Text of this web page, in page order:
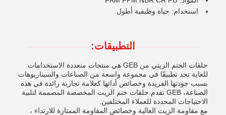
استخدام: حياة وظيفية أطول
التطبيقات:
حلقات الختم الزيتي من GEB هي منتجات متعددة الاستخدامات
للغاية تجد تطبيقًا في مجموعة واسعة من الصناعات والسيناريوهات
بسبب جودتها الفريدة وخصائص أدائها.كعلامة تجارية رائدة في هذه
الصناعة، GEB تقدم حلقات ختم الزيت المخصصة المصممة لتلبية
الاحتياجات المحددة للعملاء المختلفين.
مع مقاومة الزيت العالية وخصائص المقاومة الممتازة للارتداء ،